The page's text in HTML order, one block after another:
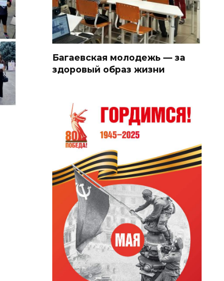
Багаевская молодежь — за
здоровый образ жизни